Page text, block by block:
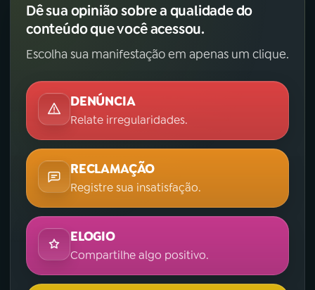
Dê sua opinião sobre a qualidade do
conteúdo que você acessou.
Escolha sua manifestação em apenas um clique.
DENÚNCIA
Relate irregularidades.
RECLAMAÇÃO
Registre sua insatisfação.
ELOGIO
Compartilhe algo positivo.